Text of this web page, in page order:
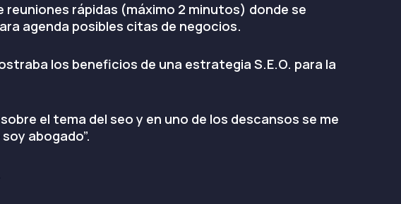
rápidas (máximo 2 minutos) donde se
agenda posibles citas de negocios.
los beneficios de una estrategia S.E.O. para la
el tema del seo y en uno de los descansos se me
abogado”.